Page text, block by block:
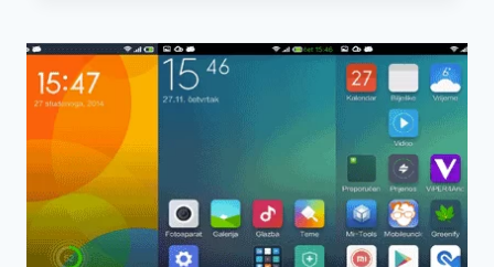
TUTTE
IMMAGINI
UN
WEB